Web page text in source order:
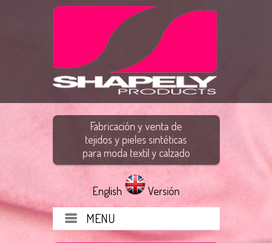
Fabricación y venta de
tejidos y pieles sintéticas
para moda textil y calzado
English Versión
MENU